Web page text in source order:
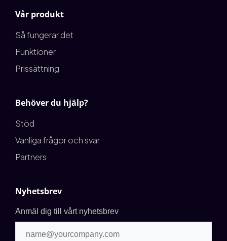
Vår produkt
Så fungerar det
Funktioner
Prissättning
Behöver du hjälp?
Stöd
Vanliga frågor och svar
Partners
Nyhetsbrev
Anmäl dig till vårt nyhetsbrev